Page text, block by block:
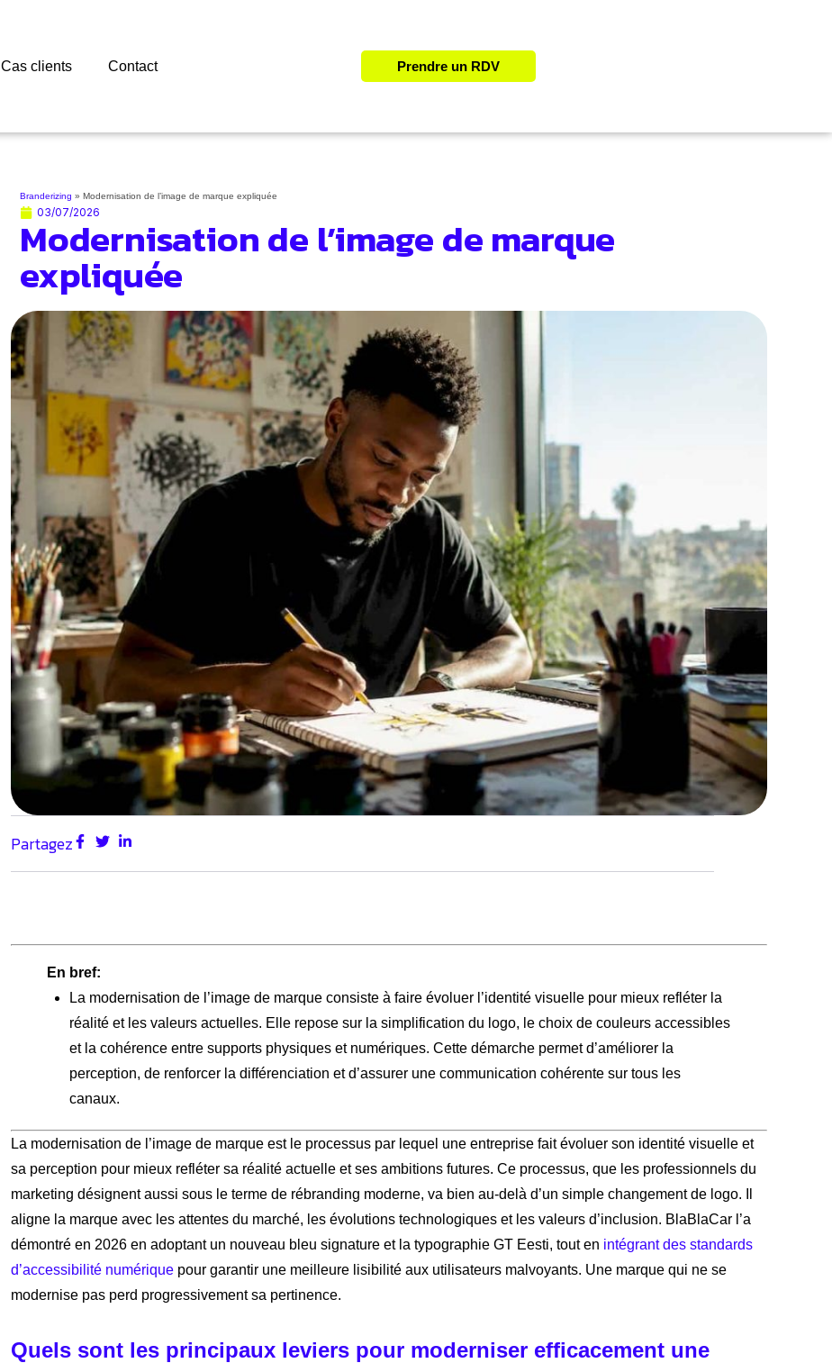
Cas clients Contact Prendre un RDV
Branderizing » Modernisation de l’image de marque expliquée
03/07/2026
Modernisation de l’image de marque
expliquée
Partagez
En bref:
La modernisation de l’image de marque consiste à faire évoluer l’identité visuelle pour mieux refléter la
réalité et les valeurs actuelles. Elle repose sur la simplification du logo, le choix de couleurs accessibles
et la cohérence entre supports physiques et numériques. Cette démarche permet d’améliorer la
perception, de renforcer la différenciation et d’assurer une communication cohérente sur tous les
canaux.
La modernisation de l’image de marque est le processus par lequel une entreprise fait évoluer son identité visuelle et
sa perception pour mieux refléter sa réalité actuelle et ses ambitions futures. Ce processus, que les professionnels du
marketing désignent aussi sous le terme de rébranding moderne, va bien au-delà d’un simple changement de logo. Il
aligne la marque avec les attentes du marché, les évolutions technologiques et les valeurs d’inclusion. BlaBlaCar l’a
démontré en 2026 en adoptant un nouveau bleu signature et la typographie GT Eesti, tout en intégrant des standards
d’accessibilité numérique pour garantir une meilleure lisibilité aux utilisateurs malvoyants. Une marque qui ne se
modernise pas perd progressivement sa pertinence.
Quels sont les principaux leviers pour moderniser efficacement une